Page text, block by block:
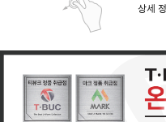
상세